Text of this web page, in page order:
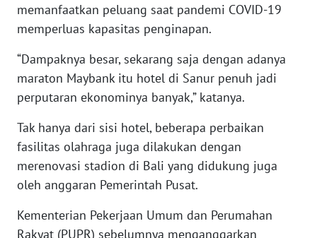
memanfaatkan peluang saat pandemi COVID-19
memperluas kapasitas penginapan.
“Dampaknya besar, sekarang saja dengan adanya
maraton Maybank itu hotel di Sanur penuh jadi
perputaran ekonominya banyak,” katanya.
Tak hanya dari sisi hotel, beberapa perbaikan
fasilitas olahraga juga dilakukan dengan
merenovasi stadion di Bali yang didukung juga
oleh anggaran Pemerintah Pusat.
Kementerian Pekerjaan Umum dan Perumahan
Rakyat (PUPR) sebelumnya menganggarkan
WN
NTB
WN
SULTENG
SULBAR
WN
BABEL
WN